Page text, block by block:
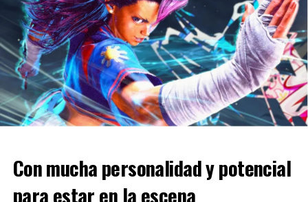
La compañía confirmó el jueves que 483 empleados
fueron despedidos durante su tercer tercer trimestre
fiscal que finalizó en diciembre de 2023.
Sumado a los 904 empleados despedidos durante el
trimestre anterior, el número total de puestos de trabajo
eliminados debido a su reestructuración asciende a 1.387.
Con mucha personalidad y potencial
para estar en la escena